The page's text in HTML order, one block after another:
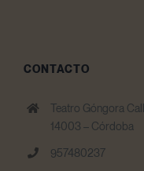
CONTACTO
Teatro Góngora
14003 – Córdoba
957480237